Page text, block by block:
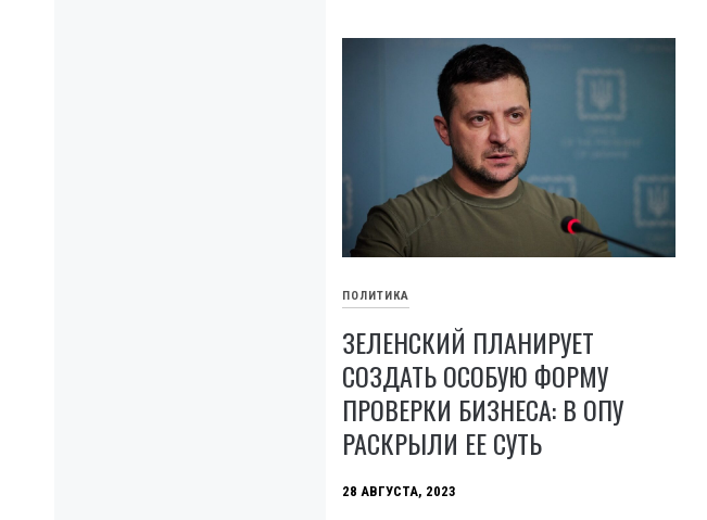
ПОЛИТИКА
ЗЕЛЕНСКИЙ ПЛАНИРУЕТ
СОЗДАТЬ ОСОБУЮ ФОРМУ
ПРОВЕРКИ БИЗНЕСА: В ОПУ
РАСКРЫЛИ ЕЕ СУТЬ
28 АВГУСТА, 2023